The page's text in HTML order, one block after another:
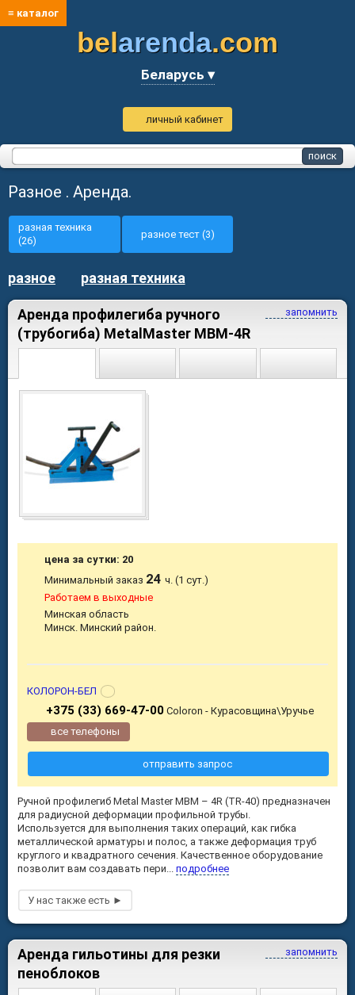
≡ каталог
belarenda.com
Беларусь ▾
личный кабинет
Разное . Аренда.
разная техника
(26)
разное тест (3)
разное разная техника
запомнить
Аренда профилегиба ручного
(трубогиба) MetalMaster МВМ-4R
Ручной профилегиб Metal Master MBM – 4R (TR-40) предназначен
для радиусной деформации профильной трубы.
Используется для выполнения таких операций, как гибка
металлической арматуры и полос, а также деформация труб
круглого и квадратного сечения. Качественное оборудование
позволит вам создавать пери... подробнее
цена за сутки: 20
Минимальный заказ 24ч. (1 сут.)
Работаем в выходные
Минская область
Минск. Минский район.
КОЛОРОН-БЕЛ
+375 (33) 669-47-00Coloron - Курасовщина\Уручье
все телефоны
отправить запрос
запомнить
Аренда гильотины для резки
пеноблоков